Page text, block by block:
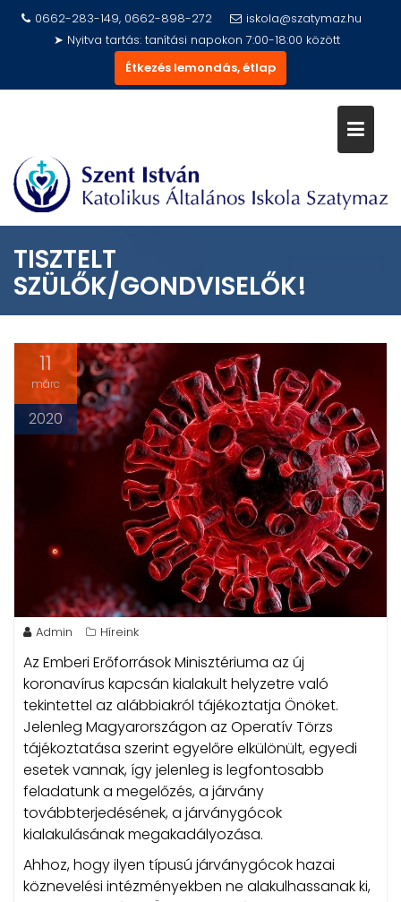
0662-283-149, 0662-898-272
iskola@szatymaz.hu
➤ Nyitva tartás: tanítási napokon 7:00-18:00 között
Étkezés lemondás, étlap
TISZTELT
SZÜLŐK/GONDVISELŐK!
11
márc
2020
Admin Híreink
Az Emberi Erőforrások Minisztériuma az új
koronavírus kapcsán kialakult helyzetre való
tekintettel az alábbiakról tájékoztatja Önöket.
Jelenleg Magyarországon az Operatív Törzs
tájékoztatása szerint egyelőre elkülönült, egyedi
esetek vannak, így jelenleg is legfontosabb
feladatunk a megelőzés, a járvány
továbbterjedésének, a járványgócok
kialakulásának megakadályozása.
Ahhoz, hogy ilyen típusú járványgócok hazai
köznevelési intézményekben ne alakulhassanak ki,